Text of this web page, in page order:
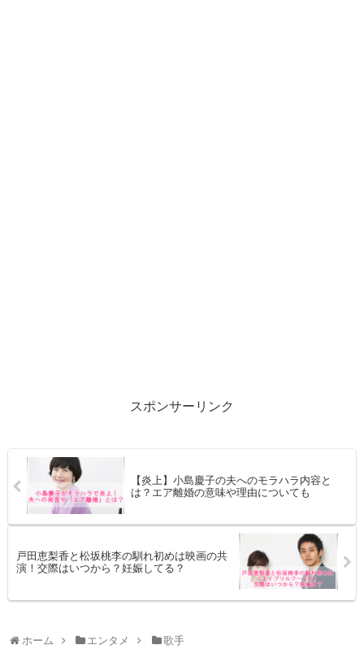
スポンサーリンク
【炎上】小島慶子の夫へのモラハラ内容と
は？エア離婚の意味や理由についても
戸田恵梨香と松坂桃李の馴れ初めは映画の共
演！交際はいつから？妊娠してる？
ホーム エンタメ 歌手